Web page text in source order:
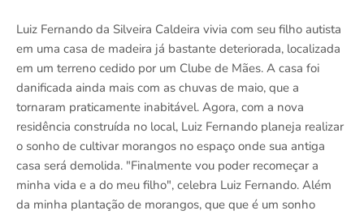
Luiz Fernando da Silveira Caldeira vivia com seu filho autista
em uma casa de madeira já bastante deteriorada, localizada
em um terreno cedido por um Clube de Mães. A casa foi
danificada ainda mais com as chuvas de maio, que a
tornaram praticamente inabitável. Agora, com a nova
residência construída no local, Luiz Fernando planeja realizar
o sonho de cultivar morangos no espaço onde sua antiga
casa será demolida. "Finalmente vou poder recomeçar a
minha vida e a do meu filho", celebra Luiz Fernando. Além
da minha plantação de morangos, que que é um sonho